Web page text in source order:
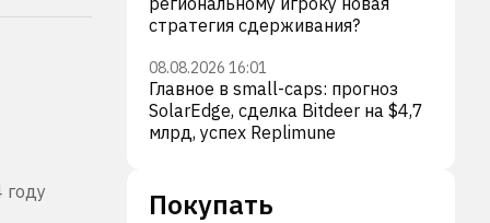
году
стратегия сдерживания?
08.08.2026 16:01
Главное в small-caps: прогноз
SolarEdge, сделка Bitdeer на $4,7
млрд, успех Replimune
Покупать